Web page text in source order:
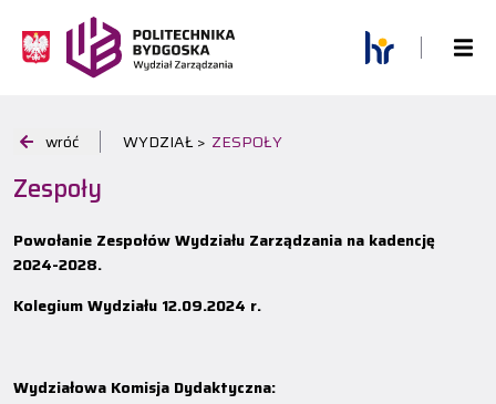
wróć WYDZIAŁ > ZESPOŁY
Zespoły
Powołanie Zespołów Wydziału Zarządzania na kadencję
2024-2028.
Kolegium Wydziału 12.09.2024 r.
Wydziałowa Komisja Dydaktyczna: